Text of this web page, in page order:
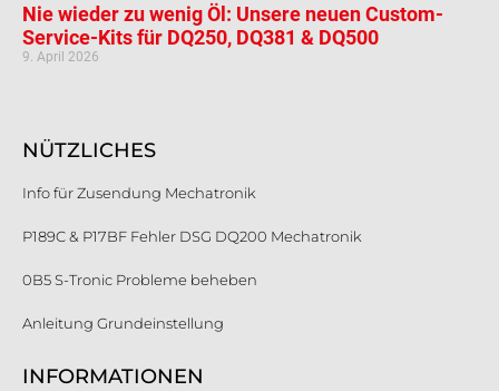
Nie wieder zu wenig Öl: Unsere neuen Custom-
Service-Kits für DQ250, DQ381 & DQ500
9. April 2026
NÜTZLICHES
Info für Zusendung Mechatronik
P189C & P17BF Fehler DSG DQ200 Mechatronik
0B5 S-Tronic Probleme beheben
Anleitung Grundeinstellung
INFORMATIONEN